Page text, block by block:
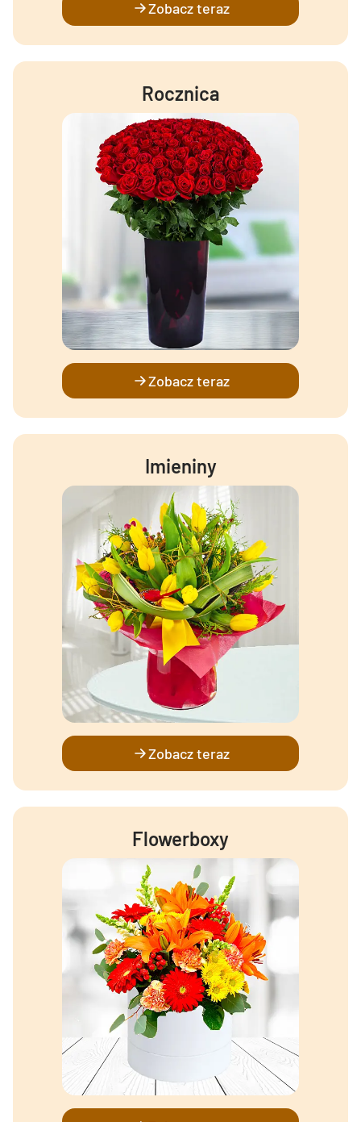
Zobacz teraz
Rocznica
Zobacz teraz
Imieniny
Zobacz teraz
Flowerboxy